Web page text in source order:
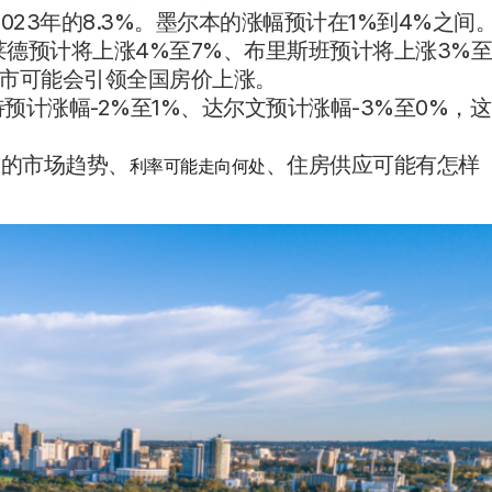
年的8.3%。墨尔本的涨幅预计在1%到4%之间
预计将上涨4%至7%、布里斯班预计将上涨3%至
能会引领全国房价上涨。
计涨幅-2%至1%、达尔文预计涨幅-3%至0%，这
市场趋势、 利率可能走向何处、住房供应可能有怎样